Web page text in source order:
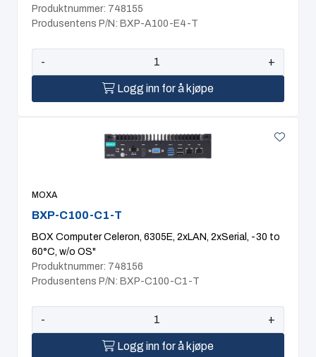
Produktnummer: 748155
Produsentens P/N: BXP-A100-E4-T
- +
Logg inn for å kjøpe
MOXA
BXP-C100-C1-T
BOX Computer Celeron, 6305E, 2xLAN, 2xSerial, -30 to
60°C, w/o OS"
Produktnummer: 748156
Produsentens P/N: BXP-C100-C1-T
- +
Logg inn for å kjøpe